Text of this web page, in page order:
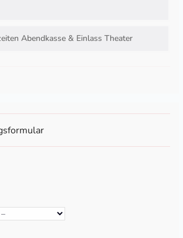
Abendkasse & Einlass Theater